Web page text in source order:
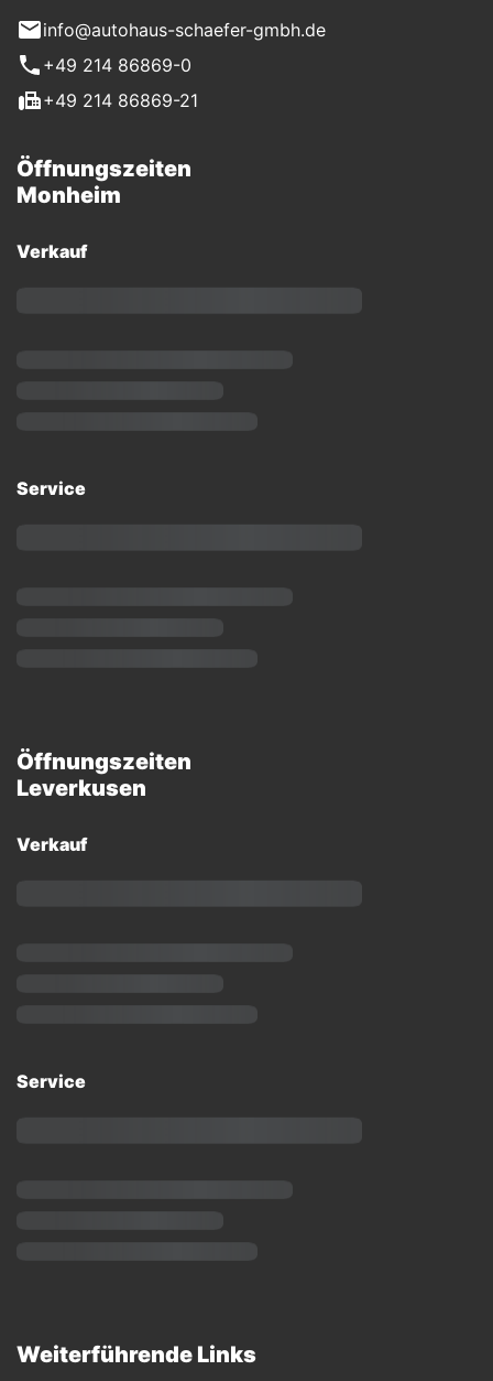
info@autohaus-schaefer-gmbh.de
+49 214 86869-0
+49 214 86869-21
Öffnungszeiten
Monheim
Verkauf
Service
Öffnungszeiten
Leverkusen
Verkauf
Service
Weiterführende Links